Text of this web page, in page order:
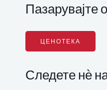
Пазарувајте
ЦЕНОТЕКА
Следете нѐ